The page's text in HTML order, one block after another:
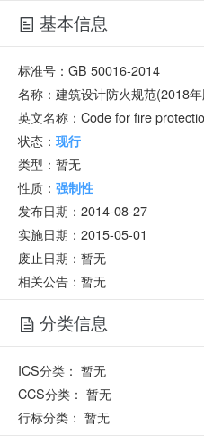
基本信息
标准号： GB 50016-2014
名称： 建筑设计防火规范(2018
英文名称： Code for fire
状态： 现行
类型： 暂无
性质： 强制性
发布日期： 2014-08-27
实施日期： 2015-05-01
废止日期： 暂无
相关公告：暂无
分类信息
ICS分类： 暂无
CCS分类： 暂无
行标分类： 暂无